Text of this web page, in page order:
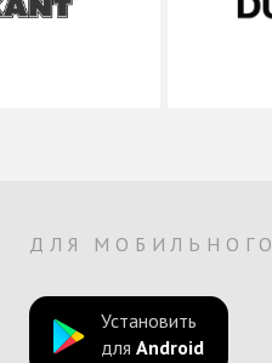
ДЛЯ МОБИЛЬНОГО
Установить
для Android